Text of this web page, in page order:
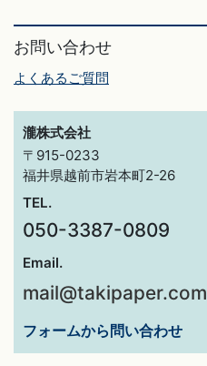
お問い合わせ
よくあるご質問
瀧株式会社
〒915-0233
福井県越前市岩本町2-26
TEL.
050-3387-0809
Email.
mail@takipaper.com
フォームから問い合わせ